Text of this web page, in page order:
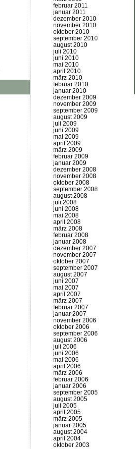
februar 2011
januar 2011
dezember 2010
november 2010
oktober 2010
september 2010
august 2010
juli 2010
juni 2010
mai 2010
april 2010
märz 2010
februar 2010
januar 2010
dezember 2009
november 2009
september 2009
august 2009
juli 2009
juni 2009
mai 2009
april 2009
märz 2009
februar 2009
januar 2009
dezember 2008
november 2008
oktober 2008
september 2008
august 2008
juli 2008
juni 2008
mai 2008
april 2008
märz 2008
februar 2008
januar 2008
dezember 2007
november 2007
oktober 2007
september 2007
august 2007
juni 2007
mai 2007
april 2007
märz 2007
februar 2007
januar 2007
november 2006
oktober 2006
september 2006
august 2006
juli 2006
juni 2006
mai 2006
april 2006
märz 2006
februar 2006
januar 2006
september 2005
august 2005
juli 2005
april 2005
märz 2005
januar 2005
august 2004
april 2004
oktober 2003